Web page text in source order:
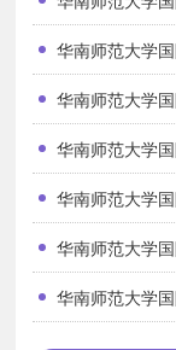
华南师范大学
华南师范大学
华南师范大学
华南师范大学
华南师范大学
华南师范大学